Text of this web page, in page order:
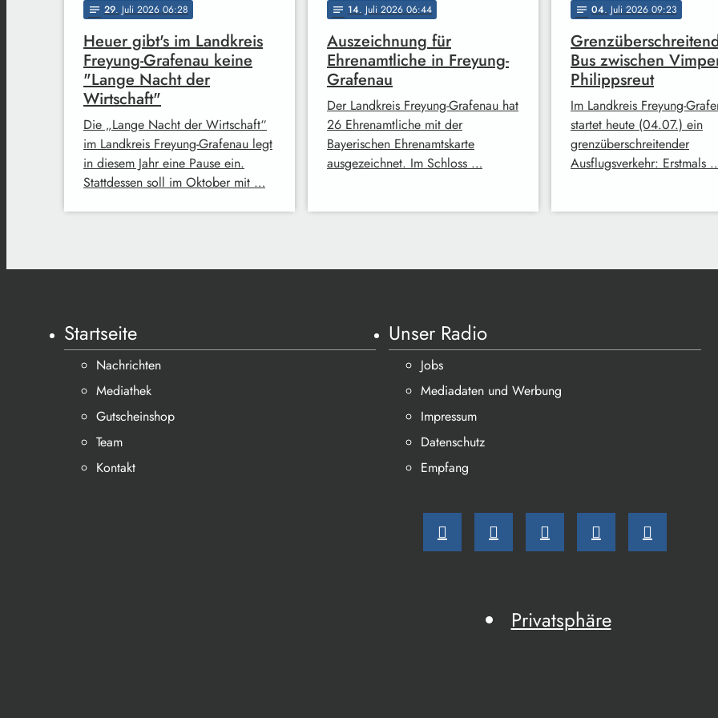
notes 29. Juli 2026 06:28
Heuer gibt's im Landkreis
Freyung-Grafenau keine
"Lange Nacht der
Wirtschaft"
Die „Lange Nacht der Wirtschaft“
im Landkreis Freyung-Grafenau legt
in diesem Jahr eine Pause ein.
Stattdessen soll im Oktober mit …
notes 14. Juli 2026 06:44
Auszeichnung für
Ehrenamtliche in Freyung-
Grafenau
Der Landkreis Freyung-Grafenau hat
26 Ehrenamtliche mit der
Bayerischen Ehrenamtskarte
ausgezeichnet. Im Schloss …
notes 04. Juli 2026 09:23
Bus zwischen
Philippsreut
Im Landkreis Freyung-
startet heute (04.07.) ein
grenzüberschreitender
Ausflugsverkehr: Erstmals
Startseite
Nachrichten
Mediathek
Gutscheinshop
Team
Kontakt
Unser Radio
Jobs
Mediadaten und Werbung
Impressum
Datenschutz
Empfang
Privatsphäre